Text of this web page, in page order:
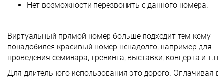
Нет возможности перезвонить с данного номера.
Виртуальный прямой номер больше подходит тем кому
понадобился красивый номер ненадолго, например для
проведения семинара, тренинга, выставки, концерта и
Для длительного использования это дорого. Оплачивая